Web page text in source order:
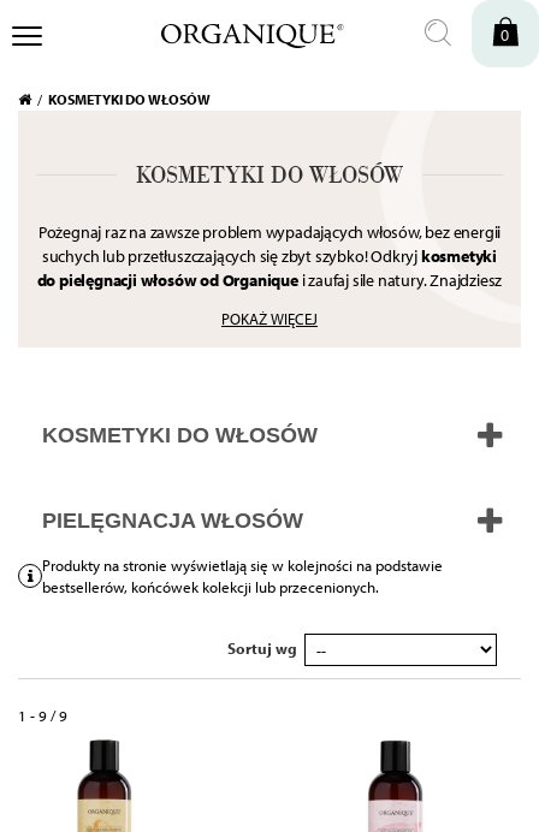
0
KOSMETYKI DO WŁOSÓW
KOSMETYKI DO WŁOSÓW
Pożegnaj raz na zawsze problem wypadających włosów, bez energii
suchych lub przetłuszczających się zbyt szybko! Odkryjkosmetyki
do pielęgnacji włosów od Organiquei zaufaj sile natury. Znajdziesz
Wszystkie nasze kosmetyki do włosów posiadają łagodne,
POKAŻ WIĘCEJ
KOSMETYKI DO WŁOSÓW
PIELĘGNACJA WŁOSÓW
Produkty na stronie wyświetlają się w kolejności na podstawie
bestsellerów, końcówek kolekcji lub przecenionych.
Sortuj wg
1 - 9 / 9